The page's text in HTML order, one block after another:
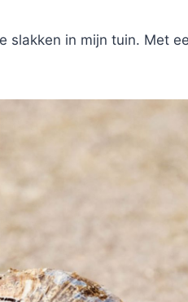
slakken in mijn tuin. Met